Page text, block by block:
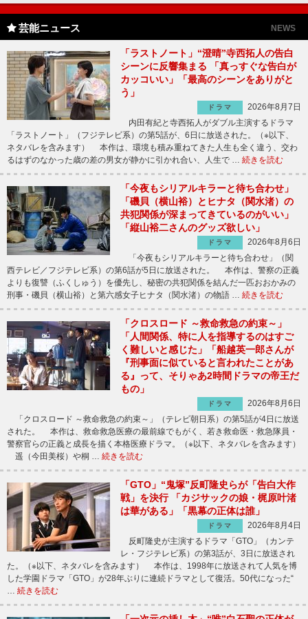
芸能ニュース NEWS
「ラストノート」“澄晴”寺西拓人の告白
シーンに反響集まる 「真っすぐな告白が
カッコいい」「最高のシーンをありがと
う」
ドラマ
2026年8月7日
内田有紀と寺西拓人がダブル主演するドラマ
「ラストノート」（フジテレビ系）の第5話が、6日に放送された。（※以下、
ネタバレを含みます） 本作は、環境も積み重ねてきた人生も全く違う、交わ
るはずのなかった歳の差の男女が静かに引かれ合い、人生で … 続きを読む
「今夜もシリアルキラーと待ち合わせ」
「磯貝（横山裕）とヒナタ（関水渚）の
共犯関係が深まってきているのがいい」
「縦山裕二さんのグッズ欲しい」
ドラマ
2026年8月6日
「今夜もシリアルキラーと待ち合わせ」（関
西テレビ／フジテレビ系）の第6話が5日に放送された。 本作は、警察の正義
よりも復讐（ふくしゅう）を優先し、秘密の共犯関係を結んだ一匹おおかみの
刑事・磯貝（横山裕）と第六感女子ヒナタ（関水渚）の物語 … 続きを読む
「クロスロード ～救命救急の約束～」
「人間関係、特に人を指導するのはすご
く難しいと感じた」「船越英一郎さんが
『刑事面に似ていると言われたことがあ
る』って、そりゃあ2時間ドラマの帝王だ
もの」
ドラマ
2026年8月6日
「クロスロード ～救命救急の約束～」（テレビ朝日系）の第5話が4日に放送
された。 本作は、救命救急医療の最前線でもがく、若き救命医・救急隊員・
警察官らの正義と成長を描く本格医療ドラマ。（※以下、ネタバレを含みます）
遥（今田美桜）や桐 … 続きを読む
「GTO」“鬼塚”反町隆史らが「告白大作
戦」を決行 「カジサックの娘・梶原叶渚
は華がある」「黒幕の正体は誰」
ドラマ
2026年8月4日
反町隆史が主演するドラマ「GTO」（カンテ
レ・フジテレビ系）の第3話が、3日に放送され
た。（※以下、ネタバレを含みます） 本作は、1998年に放送されて人気を博
した学園ドラマ「GTO」が28年ぶりに連続ドラマとして復活。50代になった“
続きを読む